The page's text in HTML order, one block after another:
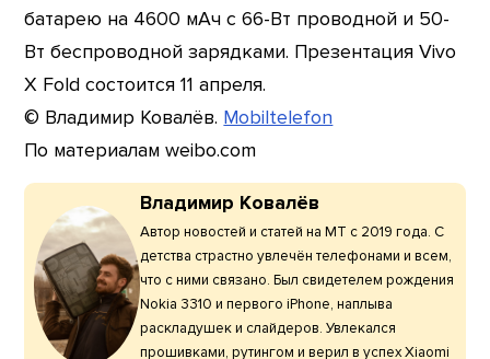
батарею на 4600 мАч с 66-Вт проводной и 50-
Вт беспроводной зарядками. Презентация Vivo
X Fold состоится 11 апреля.
© Владимир Ковалёв. Mobiltelefon
По материалам weibo.com
Владимир Ковалёв
Автор новостей и статей на МТ с 2019 года. С
детства страстно увлечён телефонами и всем,
что с ними связано. Был свидетелем рождения
Nokia 3310 и первого iPhone, наплыва
раскладушек и слайдеров. Увлекался
прошивками, рутингом и верил в успех Xiaomi